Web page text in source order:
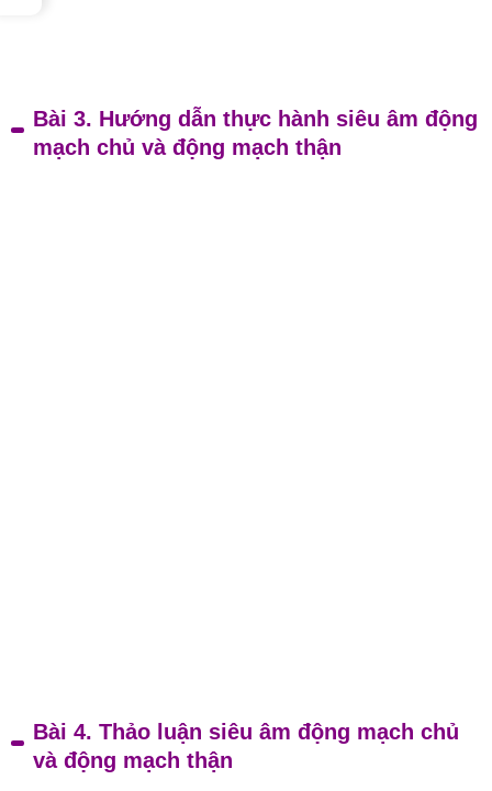
Bài 3. Hướng dẫn thực hành siêu âm động
mạch chủ và động mạch thận
Bài 4. Thảo luận siêu âm động mạch chủ
và động mạch thận